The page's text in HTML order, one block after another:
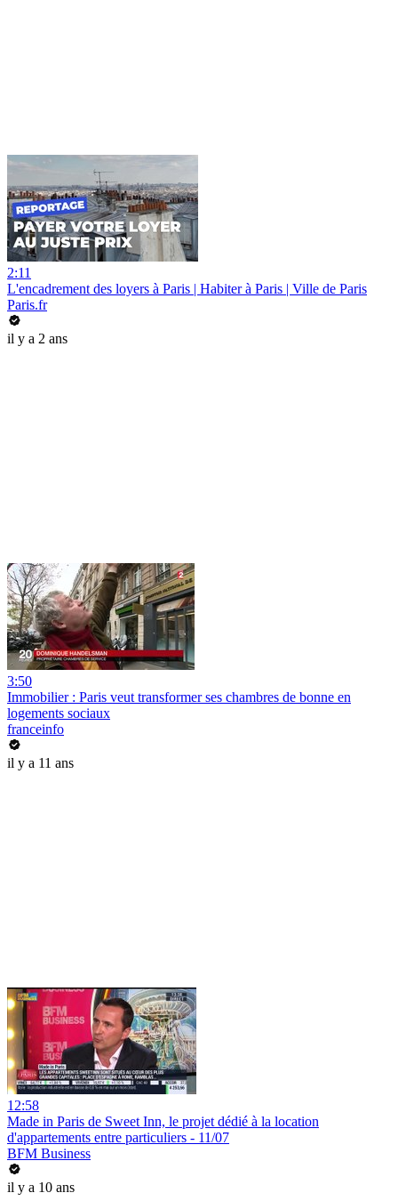
2:11
L'encadrement des loyers à Paris | Habiter à Paris | Ville de Paris
Paris.fr
il y a 2 ans
3:50
Immobilier : Paris veut transformer ses chambres de bonne en
logements sociaux
franceinfo
il y a 11 ans
12:58
Made in Paris de Sweet Inn, le projet dédié à la location
d'appartements entre particuliers - 11/07
BFM Business
il y a 10 ans